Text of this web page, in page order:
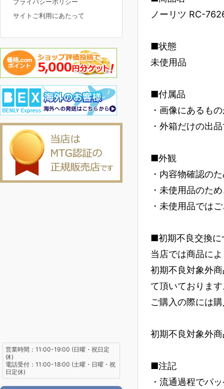
ノーリツ RC-
■状態
未使用品
■付属品
・画像にあるも
・外箱だけの出
■外観
・内容物確認の
・未使用品のた
・未使用品では
■初期不良交換に
当店では商品に
初期不良対象外
て頂いておりま
ご購入の際には
初期不良対象外
■注記
・流通過程でパ
サイトご利用にあたって
営業時間：11:00-19:00 (日曜・祝日定
休)
電話受付：11:00-18:00 (土曜・日曜・祝
日定休)